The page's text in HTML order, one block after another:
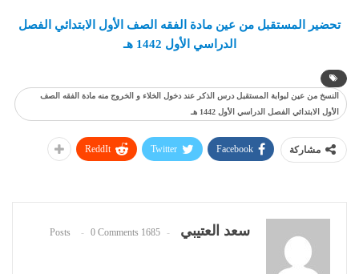
تحضير المستقبل من عين مادة الفقه الصف الأول الابتدائي الفصل
الدراسي الأول 1442 هـ
النسخ من عين لبوابة المستقبل درس الذكر عند دخول الخلاء و الخروج منه مادة الفقه الصف
الأول الابتدائي الفصل الدراسي الأول 1442 هـ
مشاركة Facebook
Twitter
ReddIt
سعد العتيبي 1685 Posts
0 Comments